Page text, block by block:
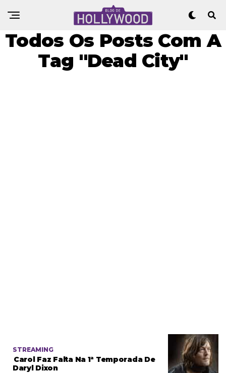
Todos Os Posts Com A
Tag "Dead City"
STREAMING
Carol Faz Falta Na 1ª Temporada De
Daryl Dixon